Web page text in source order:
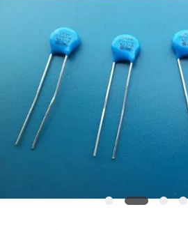
ติดต่อ
ข่าว